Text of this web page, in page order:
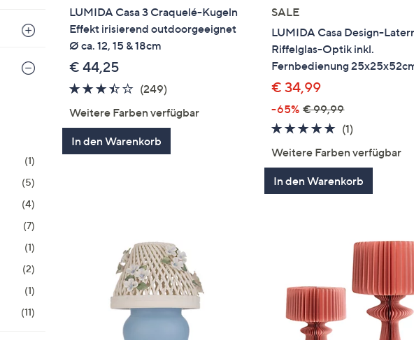
(1)
(5)
(4)
(7)
(1)
(2)
(1)
(11)
LUMIDA Casa 3 Craquelé-Kugeln
Effekt irisierend outdoorgeeignet
Ø ca. 12, 15 & 18cm
€ 44,25
3.4
5
(249)249
Weitere Farben verfügbar
In den Warenkorb
SALE
LUMIDA Casa Design-
Riffelglas-Optik inkl.
Fernbedienung
€ 34,99
-65% € 99,99
5.0
5
(1)
Weitere Farben verfügbar
In den Warenkorb